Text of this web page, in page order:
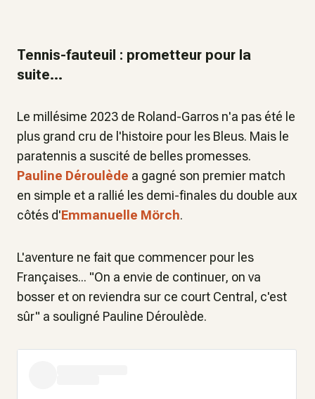
Tennis-fauteuil : prometteur pour la
suite...
Le millésime 2023 de Roland-Garros n'a pas été le
plus grand cru de l'histoire pour les Bleus. Mais le
paratennis a suscité de belles promesses.
Pauline Déroulède a gagné son premier match
en simple et a rallié les demi-finales du double aux
côtés d'Emmanuelle Mörch.
L'aventure ne fait que commencer pour les
Françaises... "On a envie de continuer, on va
bosser et on reviendra sur ce court Central, c'est
sûr" a souligné Pauline Déroulède.